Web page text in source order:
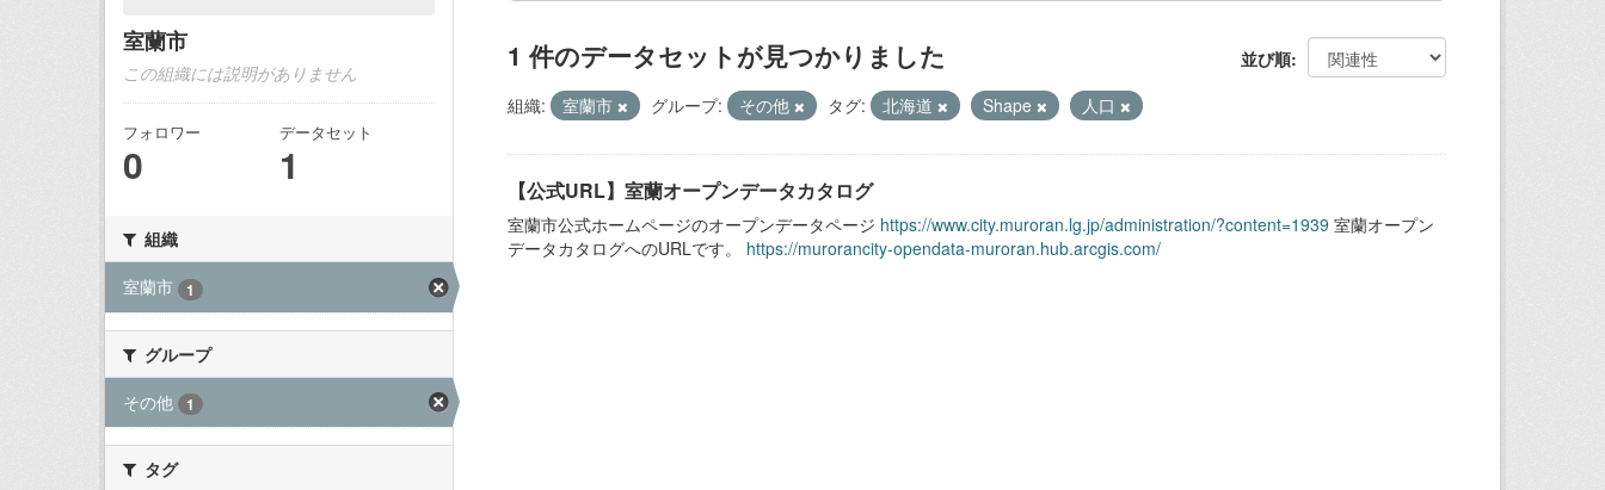
室蘭市
この組織には説明がありません
フォロワー
0
データセット
1
組織
室蘭市
1
グループ
その他
1
タグ
並び順
1 件のデータセットが見つかりました
組織: 室蘭市 グループ: その他 タグ: 北海道 Shape 人口
【公式URL】室蘭オープンデータカタログ
室蘭市公式ホームページのオープンデータページ https://www.city.muroran.lg.jp/administration/?content=1939 室蘭オープン
データカタログへのURLです。 https://murorancity-opendata-muroran.hub.arcgis.com/